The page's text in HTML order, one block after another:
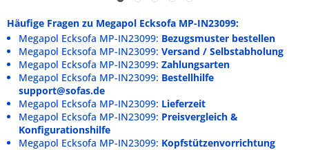
Häufige Fragen zu Megapol Ecksofa MP-IN23099:
Megapol Ecksofa MP-IN23099: Bezugsmuster bestellen
Megapol Ecksofa MP-IN23099: Versand / Selbstabholung
Megapol Ecksofa MP-IN23099: Zahlungsarten
Megapol Ecksofa MP-IN23099: Bestellhilfe
support@sofas.de
Megapol Ecksofa MP-IN23099: Lieferzeit
Megapol Ecksofa MP-IN23099: Preisvergleich &
Konfigurationshilfe
Megapol Ecksofa MP-IN23099: Kopfstützenvorrichtung